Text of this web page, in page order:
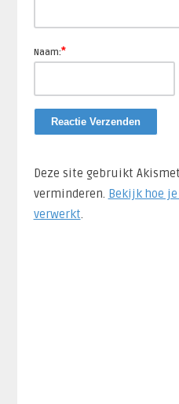
Naam:*
Deze site gebruikt
verminderen. Bekijk hoe
verwerkt.